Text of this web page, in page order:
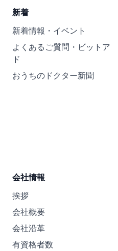
新着
新着情報・イベント
よくあるご質問・ビットア
ド
おうちのドクター新聞
会社情報
挨拶
会社概要
会社沿革
有資格者数